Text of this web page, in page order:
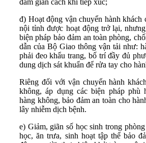
đảm giãn cách khi tiếp xúc;
đ) Hoạt động vận chuyển hành khách
nội tỉnh được hoạt động trở lại,
biện pháp bảo đảm an toàn phòng,
dẫn của Bộ Giao thông vận tải như:
phải đeo khẩu trang, bố trí đầy đủ
dung dịch sát khuẩn để rửa tay cho
Riêng đối với vận chuyển hành
không, áp dụng các biện pháp phù
hàng không, bảo đảm an toàn cho
lây nhiễm dịch bệnh.
e) Giảm, giãn số học sinh trong
học, ăn trưa, sinh hoạt tập thể bảo